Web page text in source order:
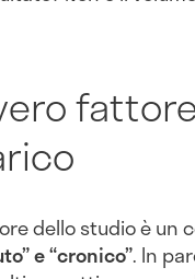
dello studio è un
e “cronico”. In